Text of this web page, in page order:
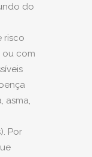
do
risco
ou com
asma,
Por